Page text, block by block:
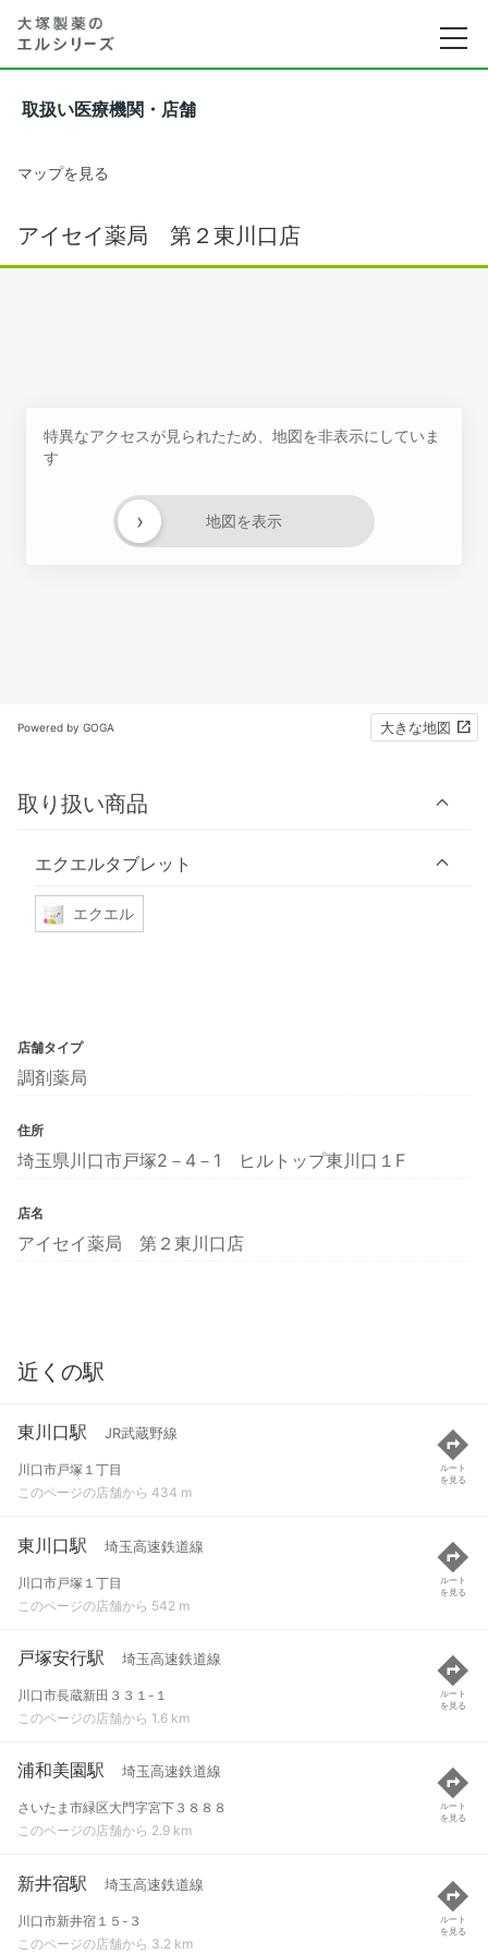
取扱い医療機関・店舗
マップを見る
アイセイ薬局 第２東川口店
特異なアクセスが見られたため、地図を非表示にしていま
す
地図を表示
›
Powered by GOGA 大きな地図
取り扱い商品
エクエルタブレット
エクエル
店舗タイプ
調剤薬局
住所
埼玉県川口市戸塚2－4－1 ヒルトップ東川口１F
店名
アイセイ薬局 第２東川口店
近くの駅
東川口駅 JR武蔵野線
川口市戸塚１丁目
このページの店舗から 434 m
ルート
を見る
東川口駅 埼玉高速鉄道線
川口市戸塚１丁目
このページの店舗から 542 m
ルート
を見る
戸塚安行駅 埼玉高速鉄道線
川口市長蔵新田３３１-１
このページの店舗から 1.6 km
ルート
を見る
浦和美園駅 埼玉高速鉄道線
さいたま市緑区大門字宮下３８８８
このページの店舗から 2.9 km
ルート
を見る
新井宿駅 埼玉高速鉄道線
川口市新井宿１５-３
このページの店舗から 3.2 km
ルート
を見る